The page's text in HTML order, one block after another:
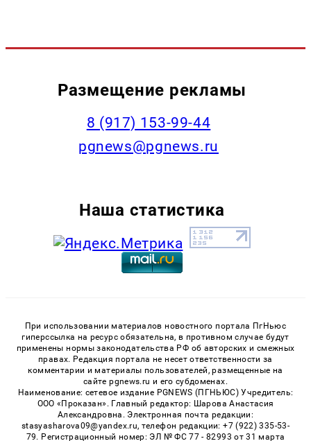
Размещение рекламы
‭8 (917) 153-99-44
pgnews@pgnews.ru
Наша статистика
При использовании материалов новостного портала ПгНьюс
гиперссылка на ресурс обязательна, в противном случае будут
применены нормы законодательства РФ об авторских и смежных
правах. Редакция портала не несет ответственности за
комментарии и материалы пользователей, размещенные на
сайте pgnews.ru и его субдоменах.
Наименование: сетевое издание PGNEWS (ПГНЬЮС) Учредитель:
ООО «Проказан». Главный редактор: Шарова Анастасия
Александровна. Электронная почта редакции:
stasyasharova09@yandex.ru, телефон редакции: +7 (922) 335-53-
79. Регистрационный номер: ЭЛ № ФС 77 - 82993 от 31 марта